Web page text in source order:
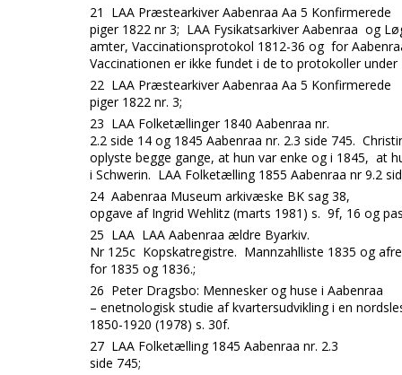
21
LAA Præstearkiver Aabenraa Aa 5 Konfirmerede
piger 1822 nr 3; LAA Fysikatsarkiver Aabenraa og
amter, Vaccinationsprotokol 1812-36 og for
Vaccinationen er ikke fundet i de to protokoller under
22 LAA Præstearkiver Aabenraa Aa 5 Konfirmerede
piger 1822 nr. 3;
23 LAA Folketællinger 1840 Aabenraa nr.
2.2 side 14 og 1845 Aabenraa nr. 2.3 side 745.
oplyste begge gange, at hun var enke og i 1845, at
i Schwerin. LAA Folketælling 1855 Aabenraa nr 9.2
24 Aabenraa Museum arkivæske BK sag 38,
opgave af Ingrid Wehlitz (marts 1981) s. 9f, 16 og
25 LAA LAA Aabenraa ældre Byarkiv.
Nr 125c Kopskatregistre. Mannzahlliste 1835 og
for 1835 og 1836.;
26 Peter Dragsbo: Mennesker og huse i Aabenraa
– enetnologisk studie af kvartersudvikling i en
1850-1920 (1978) s. 30f.
27 LAA Folketælling 1845 Aabenraa nr. 2.3
side 745;